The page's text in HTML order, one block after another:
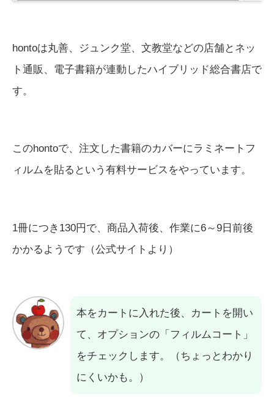
hontoは丸善、ジュンク堂、文教堂などの店舗とネッ
ト通販、電子書籍が連動したハイブリッド総合書店で
す。
このhontoで、注文した書籍のカバーにラミネートフ
ィルムを貼るという有料サービスをやっています。
1冊につき130円で、商品入荷後、作業に6～9日前後
かかるようです（公式サイトより）
本をカートに入れた後、カートを開い
て、オプションの「フィルムコート」
をチェックします。（ちょっとわかり
にくいかも。）